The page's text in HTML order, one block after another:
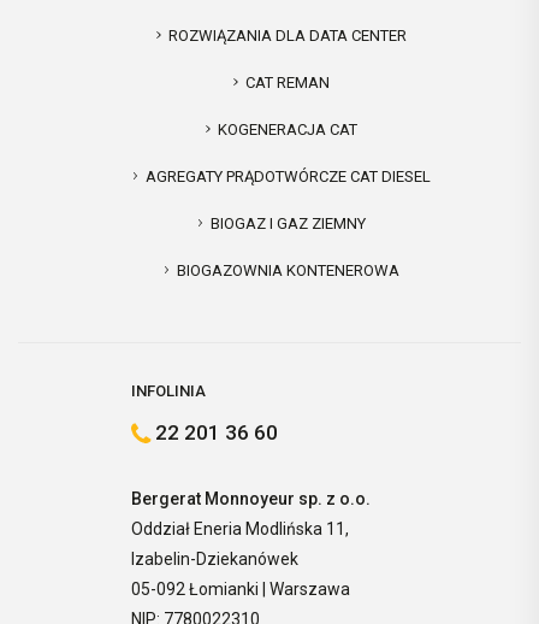
ROZWIĄZANIA DLA DATA CENTER
CAT REMAN
KOGENERACJA CAT
AGREGATY PRĄDOTWÓRCZE CAT DIESEL
BIOGAZ I GAZ ZIEMNY
BIOGAZOWNIA KONTENEROWA
INFOLINIA
22 201 36 60
Bergerat Monnoyeur sp. z o.o.
Oddział Eneria Modlińska 11,
Izabelin-Dziekanówek
05-092 Łomianki | Warszawa
NIP: 7780022310